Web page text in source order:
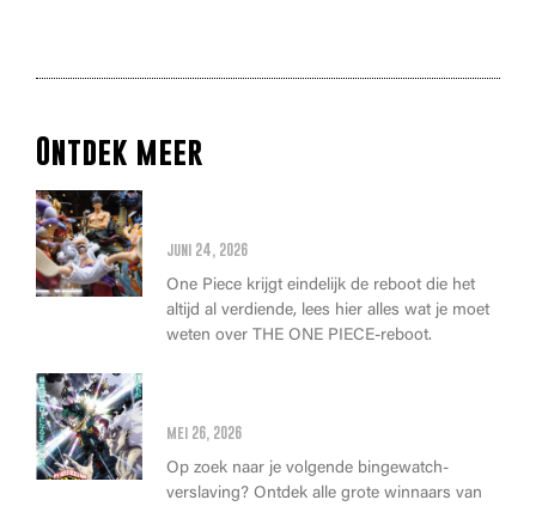
Ontdek meer
juni 24, 2026
One Piece krijgt eindelijk de reboot die het
altijd al verdiende, lees hier alles wat je moet
weten over THE ONE PIECE-reboot.
mei 26, 2026
Op zoek naar je volgende bingewatch-
verslaving? Ontdek alle grote winnaars van